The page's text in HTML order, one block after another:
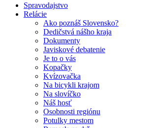
Spravodajstvo
Relácie
Ako poznáš Slovensko?
Dedičstvá nášho kraja
Dokumenty
Javiskové debatenie
Je to o vás
Kopačky
Kvízovačka
Na bicykli krajom
Na slovíčko
Náš hosť
Osobnosti regiónu
Potulky mestom